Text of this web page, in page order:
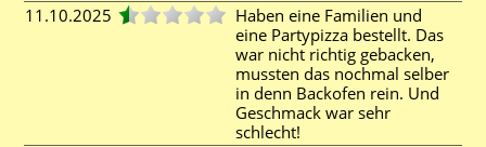
11.10.2025
Haben eine Familien und
eine Partypizza bestellt. Das
war nicht richtig gebacken,
mussten das nochmal selber
in denn Backofen rein. Und
Geschmack war sehr
schlecht!